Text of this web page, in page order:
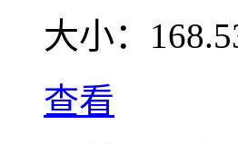
大小：
查看